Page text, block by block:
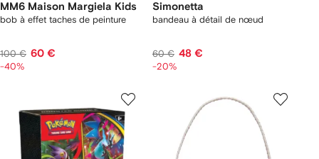
MM6 Maison Margiela Kids
bob à effet taches de peinture
100 € 60 €
-40%
Simonetta
bandeau à détail de nœud
60 € 48 €
-20%